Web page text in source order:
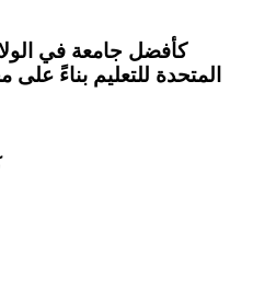
المتحدة للتعليم بناءً